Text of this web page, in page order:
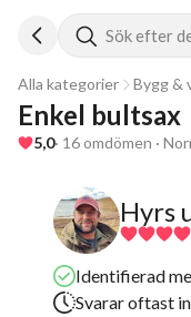
Sök efter
Alla kategorier Bygg &
Enkel bultsax
5,0· 16 omdömen ·
Hyrs
Identifierad
Svarar oftast